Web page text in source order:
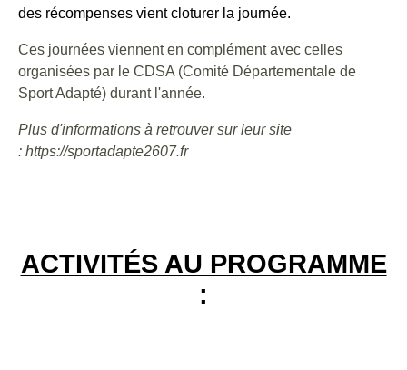
des récompenses vient cloturer la journée.
Ces journées viennent en complément avec celles
organisées par le CDSA (Comité Départementale de
Sport Adapté) durant l'année.
Plus d'informations à retrouver sur leur site
: https://sportadapte2607.fr
ACTIVITÉS AU PROGRAMME
: